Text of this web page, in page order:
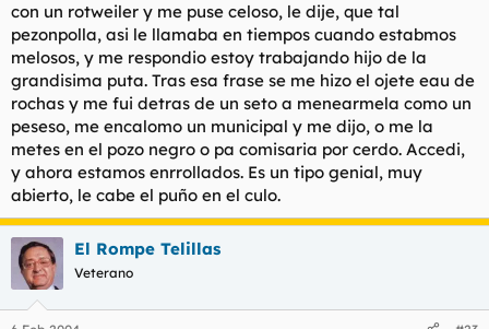
con un rotweiler y me puse celoso, le dije, que tal
pezonpolla, asi le llamaba en tiempos cuando estabmos
melosos, y me respondio estoy trabajando hijo de la
grandisima puta. Tras esa frase se me hizo el ojete eau de
rochas y me fui detras de un seto a menearmela como un
peseso, me encalomo un municipal y me dijo, o me la
metes en el pozo negro o pa comisaria por cerdo. Accedi,
y ahora estamos enrrollados. Es un tipo genial, muy
abierto, le cabe el puño en el culo.
El Rompe Telillas
Veterano